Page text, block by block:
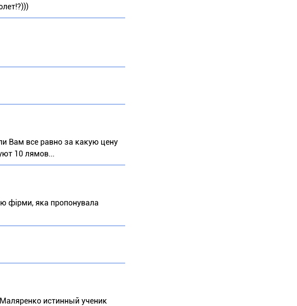
Вам все равно за какую цену
10 лямов...
фірми, яка пропонувала
истинный ученик